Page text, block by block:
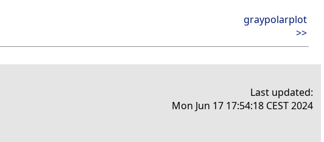
graypolarplot
>>
Last updated:
Mon Jun 17 17:54:18 CEST 2024